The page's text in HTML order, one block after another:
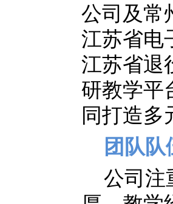
公司及常
江苏省电
江苏省退
研教学平
同打造多
团队队
公司注